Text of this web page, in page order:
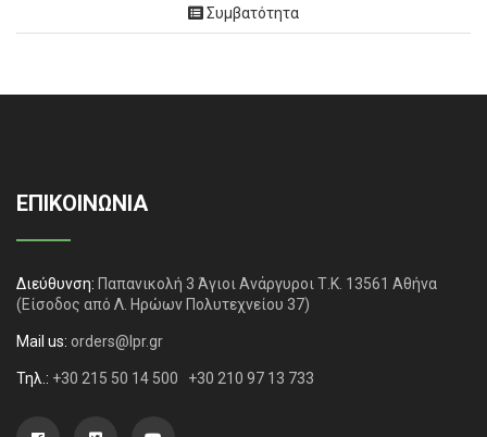
Συμβατότητα
ΕΠΙΚΟΙΝΩΝΙΑ
Διεύθυνση: Παπανικολή 3 Άγιοι Ανάργυροι Τ.Κ. 13561 Αθήνα
(Είσοδος από Λ. Ηρώων Πολυτεχνείου 37)
Mail us: orders@lpr.gr
Τηλ.: +30 215 50 14 500 +30 210 97 13 733